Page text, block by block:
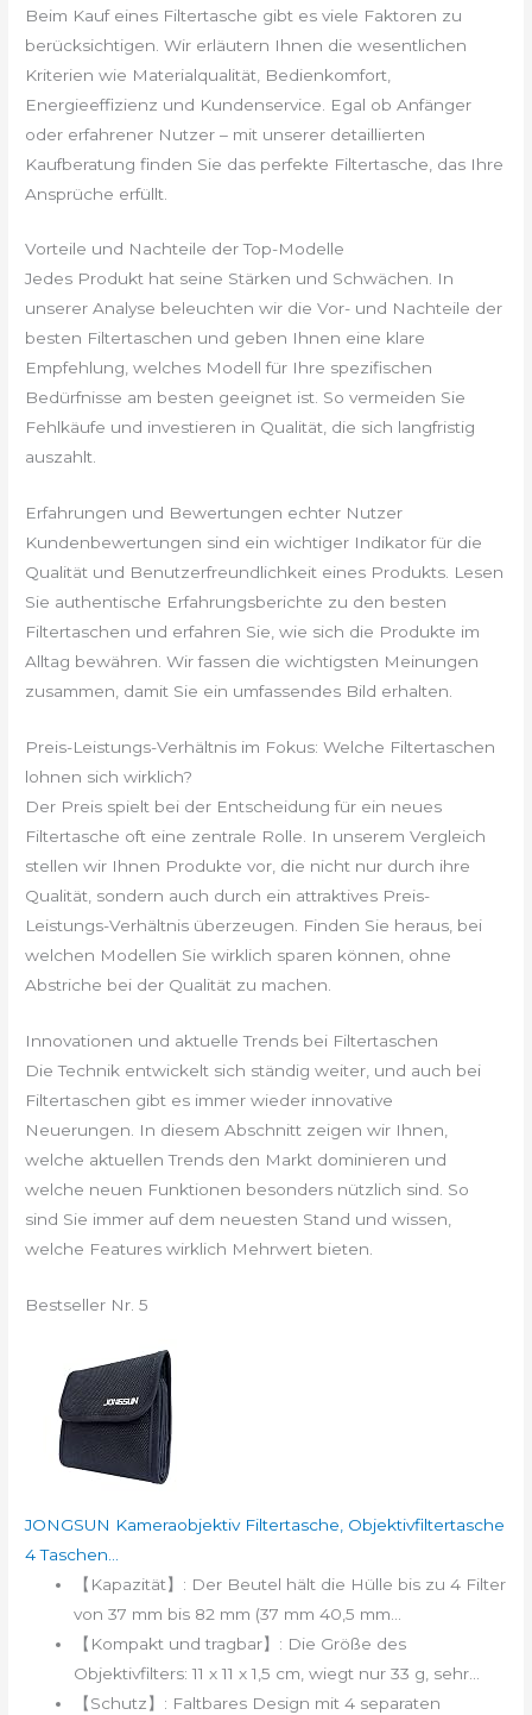
Beim Kauf eines Filtertasche gibt es viele Faktoren zu
berücksichtigen. Wir erläutern Ihnen die wesentlichen
Kriterien wie Materialqualität, Bedienkomfort,
Energieeffizienz und Kundenservice. Egal ob Anfänger
oder erfahrener Nutzer – mit unserer detaillierten
Kaufberatung finden Sie das perfekte Filtertasche, das Ihre
Ansprüche erfüllt.
Vorteile und Nachteile der Top-Modelle
Jedes Produkt hat seine Stärken und Schwächen. In
unserer Analyse beleuchten wir die Vor- und Nachteile der
besten Filtertaschen und geben Ihnen eine klare
Empfehlung, welches Modell für Ihre spezifischen
Bedürfnisse am besten geeignet ist. So vermeiden Sie
Fehlkäufe und investieren in Qualität, die sich langfristig
auszahlt.
Erfahrungen und Bewertungen echter Nutzer
Kundenbewertungen sind ein wichtiger Indikator für die
Qualität und Benutzerfreundlichkeit eines Produkts. Lesen
Sie authentische Erfahrungsberichte zu den besten
Filtertaschen und erfahren Sie, wie sich die Produkte im
Alltag bewähren. Wir fassen die wichtigsten Meinungen
zusammen, damit Sie ein umfassendes Bild erhalten.
Preis-Leistungs-Verhältnis im Fokus: Welche Filtertaschen
lohnen sich wirklich?
Der Preis spielt bei der Entscheidung für ein neues
Filtertasche oft eine zentrale Rolle. In unserem Vergleich
stellen wir Ihnen Produkte vor, die nicht nur durch ihre
Qualität, sondern auch durch ein attraktives Preis-
Leistungs-Verhältnis überzeugen. Finden Sie heraus, bei
welchen Modellen Sie wirklich sparen können, ohne
Abstriche bei der Qualität zu machen.
Innovationen und aktuelle Trends bei Filtertaschen
Die Technik entwickelt sich ständig weiter, und auch bei
Filtertaschen gibt es immer wieder innovative
Neuerungen. In diesem Abschnitt zeigen wir Ihnen,
welche aktuellen Trends den Markt dominieren und
welche neuen Funktionen besonders nützlich sind. So
sind Sie immer auf dem neuesten Stand und wissen,
welche Features wirklich Mehrwert bieten.
Bestseller Nr. 5
JONGSUN Kameraobjektiv Filtertasche, Objektivfiltertasche
4 Taschen...
【Kapazität】: Der Beutel hält die Hülle bis zu 4 Filter
von 37 mm bis 82 mm (37 mm 40,5 mm...
【Kompakt und tragbar】: Die Größe des
Objektivfilters: 11 x 11 x 1,5 cm, wiegt nur 33 g, sehr...
【Schutz】: Faltbares Design mit 4 separaten